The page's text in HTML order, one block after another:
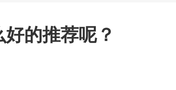
的推荐呢？